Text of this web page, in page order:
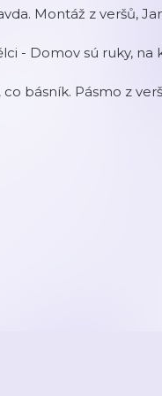
Montáž z veršů,
- Domov sú ruky, na
básník. Pásmo z